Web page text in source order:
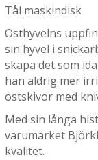
Tål maskindisk
Osthyvelns
sin hyvel i
skapa det som
han aldrig mer
ostskivor med
Med sin långa
varumärket
kvalitet.